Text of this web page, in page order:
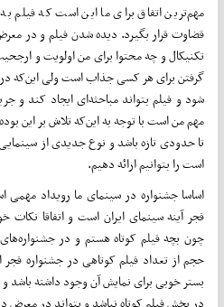
مهم‌ترین اتفاق برای ما این است که فیلم
قضاوت قرار بگیرد. دیده شدن فیلم و در
تکنیکال و چه محتوا برای من اولویت و
گرفتن برای هر کسی جذاب است ولی این‌که
شود و فیلم بتواند مباحثه‌ای ایجاد کند و
مهم من است با توجه به این‌که تلاش بر این
تا حدودی تازه باشد و نوع جدیدی از
است را بتوانیم ارائه دهیم.
اساسا جشنواره در سینمای ما رویداد
فجر آینه سینمای ایران است و اتفاقا نکات
چون بچه‌ فیلم کوتاه هستم و در
حجم از تعداد فیلم کوتاهی در جشنواره
بستر خوبی برای نمایش آن‌ وجود داشته باشد
در بخش فیلم کوتاه نباشد و بتواند در معرض